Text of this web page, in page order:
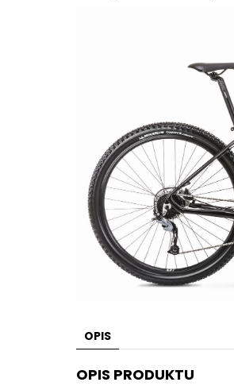
OPIS
OPIS PRODUKTU